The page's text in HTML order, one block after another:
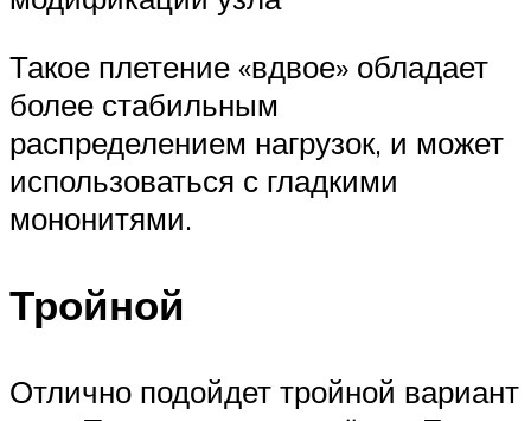
Такое плетение «вдвое» обладает
более стабильным
распределением нагрузок, и может
использоваться с гладкими
мононитями.
Тройной
Отлично подойдет тройной вариант